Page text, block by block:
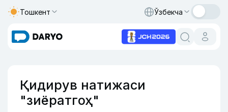
Тошкент Ўзбекча
Қидирув натижаси
"зиёратгоҳ"